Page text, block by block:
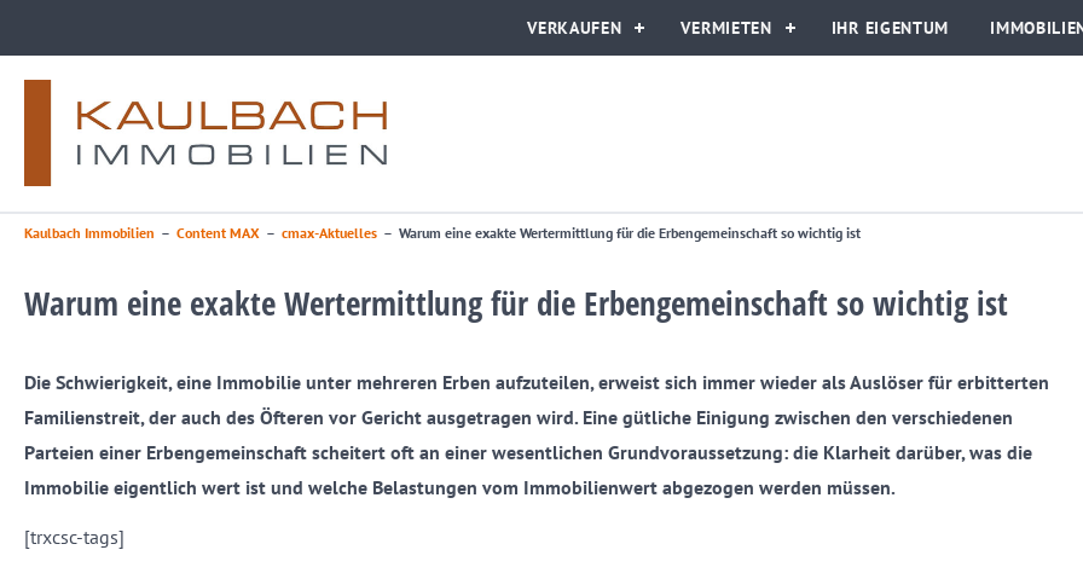
VERKAUFEN VERMIETEN IHR EIGENTUM
Kaulbach Immobilien – Content MAX – cmax-Aktuelles – Warum eine exakte Wertermittlung für die Erbengemeinschaft so wichtig ist
Warum eine exakte Wertermittlung für die Erbengemeinschaft so wichtig ist
Die Schwierigkeit, eine Immobilie unter mehreren Erben aufzuteilen, erweist sich immer wieder als Auslöser für erbitterten
Familienstreit, der auch des Öfteren vor Gericht ausgetragen wird. Eine gütliche Einigung zwischen den verschiedenen
Parteien einer Erbengemeinschaft scheitert oft an einer wesentlichen Grundvoraussetzung: die Klarheit darüber, was die
Immobilie eigentlich wert ist und welche Belastungen vom Immobilienwert abgezogen werden müssen.
[trxcsc-tags]